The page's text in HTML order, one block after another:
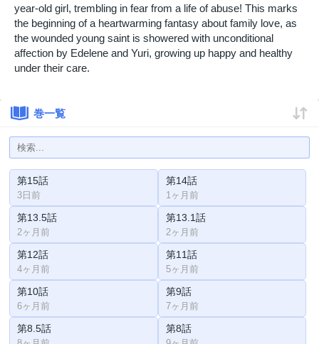
year-old girl, trembling in fear from a life of abuse! This marks
the beginning of a heartwarming fantasy about family love, as
the wounded young saint is showered with unconditional
affection by Edelene and Yuri, growing up happy and healthy
under their care.
巻一覧
第15話
3日前
第14話
1ヶ月前
第13.5話
2ヶ月前
第13.1話
2ヶ月前
第12話
4ヶ月前
第11話
5ヶ月前
第10話
6ヶ月前
第9話
7ヶ月前
第8.5話 第8話